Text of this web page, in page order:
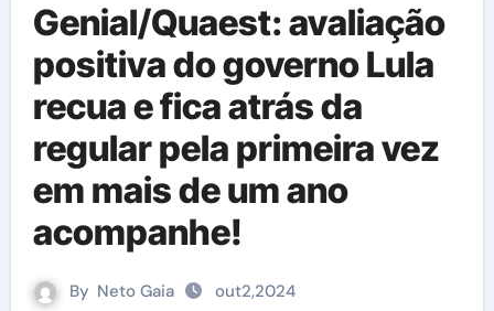
Genial/Quaest: avaliação
positiva do governo Lula
recua e fica atrás da
regular pela primeira vez
em mais de um ano
acompanhe!
By Neto Gaia out2,2024